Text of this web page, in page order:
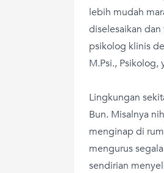
lebih mudah
diselesaikan
psikolog klinis
M.Psi., Psikolog,
Lingkungan
Bun. Misalnya
menginap di
mengurus
sendirian